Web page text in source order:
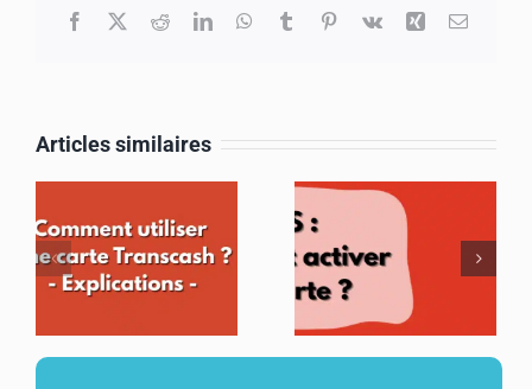
Facebook
X RedditLinkedInWhatsApp
TumblrPinterest
Vk Xing Email
Articles similaires